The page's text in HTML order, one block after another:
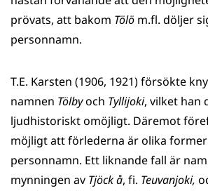
prövats, att bakom Tölö m.fl. döljer
personnamn.
T.E. Karsten (1906, 1921) försökte
namnen Tölbyoch Tyllijoki, vilket han
ljudhistoriskt omöjligt. Däremot
möjligt att förlederna är olika former
personnamn. Ett liknande fall är
mynningen av Tjöck å, fi. Teuvanjoki,